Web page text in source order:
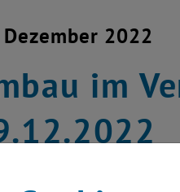
Dezember 2022
im